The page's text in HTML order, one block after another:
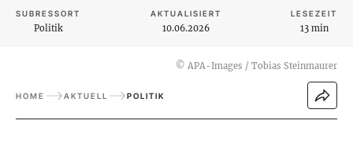
SUBRESSORT
Politik
AKTUALISIERT
10.06.2026
LESEZEIT
13 min
© APA-Images / Tobias Steinmaurer
HOME AKTUELL POLITIK